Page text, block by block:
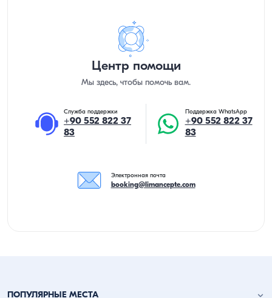
Центр помощи
Мы здесь, чтобы помочь вам.
Служба поддержки
+90 552 822 37
83
Поддержка WhatsApp
+90 552 822 37
83
Электронная почта
booking@limancepte.com
ПОПУЛЯРНЫЕ МЕСТА